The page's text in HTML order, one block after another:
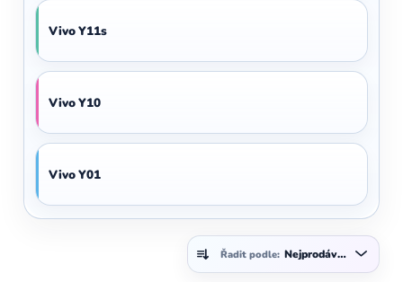
Vivo Y11s
Vivo Y10
Vivo Y01
Ř
a
Řadit podle: Nejprodávanější